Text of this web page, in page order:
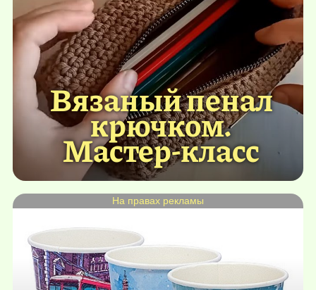
Вязаный пенал
крючком.
Мастер-класс
На правах рекламы